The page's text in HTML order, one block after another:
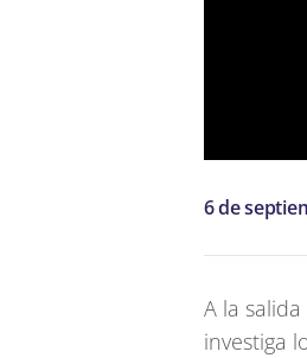
6 de
A la
investiga